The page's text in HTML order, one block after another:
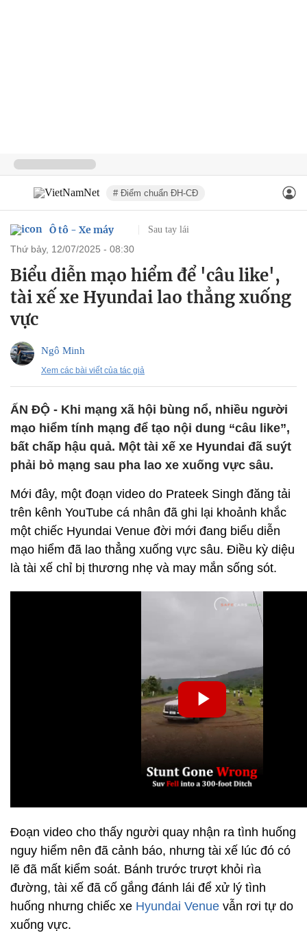
# Điểm chuẩn ĐH-CĐ
Ô tô - Xe máy Sau tay lái
thứ bảy, 12/07/2025 - 08:30
Biểu diễn mạo hiểm để 'câu like',
tài xế xe Hyundai lao thẳng xuống
vực
Ngô Minh
Xem các bài viết của tác giả
ẤN ĐỘ - Khi mạng xã hội bùng nổ, nhiều người
mạo hiểm tính mạng để tạo nội dung “câu like”,
bất chấp hậu quả. Một tài xế xe Hyundai đã suýt
phải bỏ mạng sau pha lao xe xuống vực sâu.
Mới đây, một đoạn video do Prateek Singh đăng tải
trên kênh YouTube cá nhân đã ghi lại khoảnh khắc
một chiếc Hyundai Venue đời mới đang biểu diễn
mạo hiểm đã lao thẳng xuống vực sâu. Điều kỳ diệu
là tài xế chỉ bị thương nhẹ và may mắn sống sót.
Đoạn video cho thấy người quay nhận ra tình huống
nguy hiểm nên đã cảnh báo, nhưng tài xế lúc đó có
lẽ đã mất kiểm soát. Bánh trước trượt khỏi rìa
đường, tài xế đã cố gắng đánh lái để xử lý tình
huống nhưng chiếc xe Hyundai Venue vẫn rơi tự do
xuống vực.